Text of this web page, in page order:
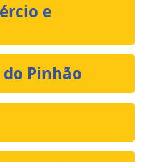
e
Pinhão